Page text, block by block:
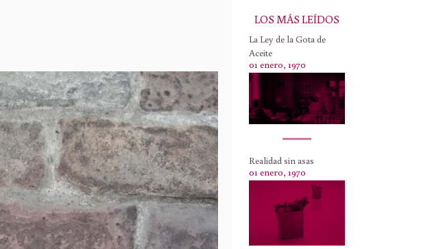
LOS MÁS LEÍDOS
La Ley de la Gota de
Aceite
01 enero, 1970
Realidad sin asas
01 enero, 1970